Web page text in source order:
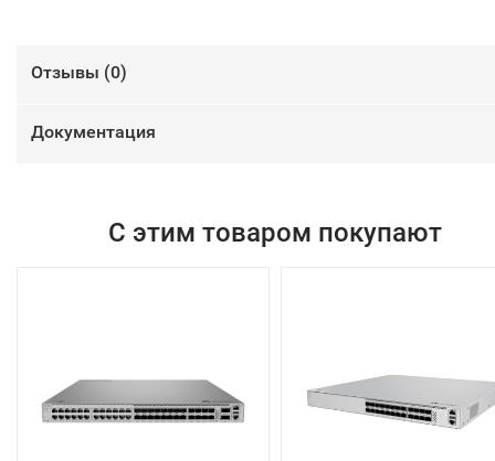
Отзывы (0)
Документация
С этим товаром покупают